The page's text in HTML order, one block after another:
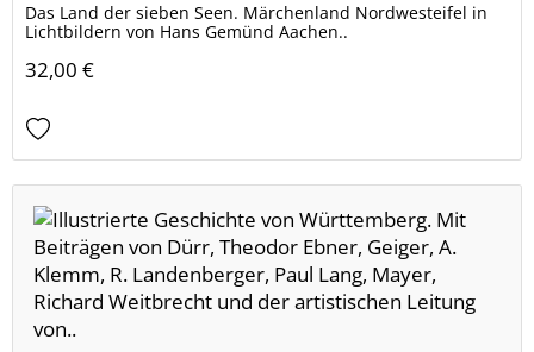
Das Land der sieben Seen. Märchenland Nordwesteifel in
Lichtbildern von Hans Gemünd Aachen..
32,00 €